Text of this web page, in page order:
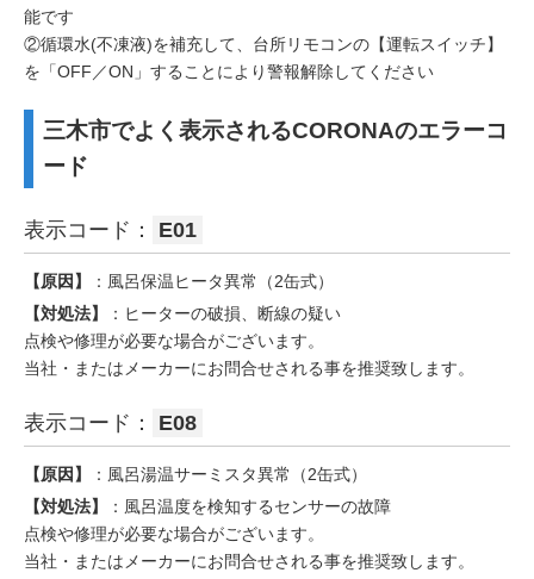
能です
②循環水(不凍液)を補充して、台所リモコンの【運転スイッチ】
を「OFF／ON」することにより警報解除してください
三木市でよく表示されるCORONAのエラーコ
ード
表示コード： E01
【原因】
：風呂保温ヒータ異常（2缶式）
【対処法】
：ヒーターの破損、断線の疑い
点検や修理が必要な場合がございます。
当社・またはメーカーにお問合せされる事を推奨致します。
表示コード： E08
【原因】
：風呂湯温サーミスタ異常（2缶式）
【対処法】
：風呂温度を検知するセンサーの故障
点検や修理が必要な場合がございます。
当社・またはメーカーにお問合せされる事を推奨致します。